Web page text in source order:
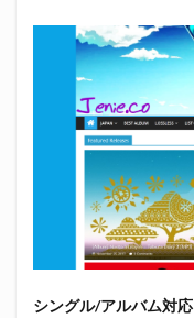
シングル/アルバム対応